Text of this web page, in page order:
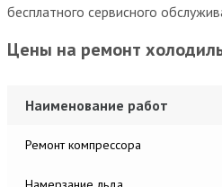
бесплатного сервисного
Цены на ремонт
Наименование работ
Ремонт компрессора